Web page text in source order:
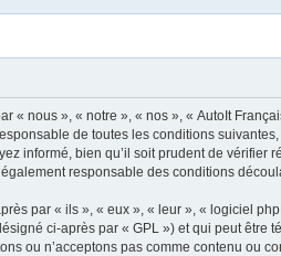
« nous », « notre », « nos », « AutoIt
de toutes les conditions
informé, bien qu’il soit prudent de
responsable des conditions
par « ils », « eux », « leur », « logiciel
ci-après par « GPL ») et qui peut être
ou n’acceptons pas comme contenu ou